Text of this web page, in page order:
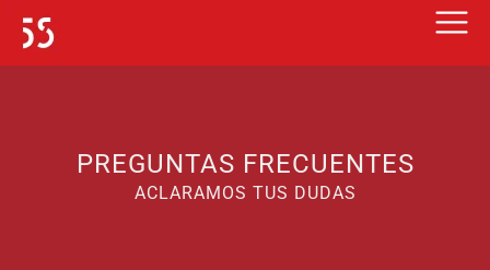
PREGUNTAS FRECUENTES
ACLARAMOS TUS DUDAS